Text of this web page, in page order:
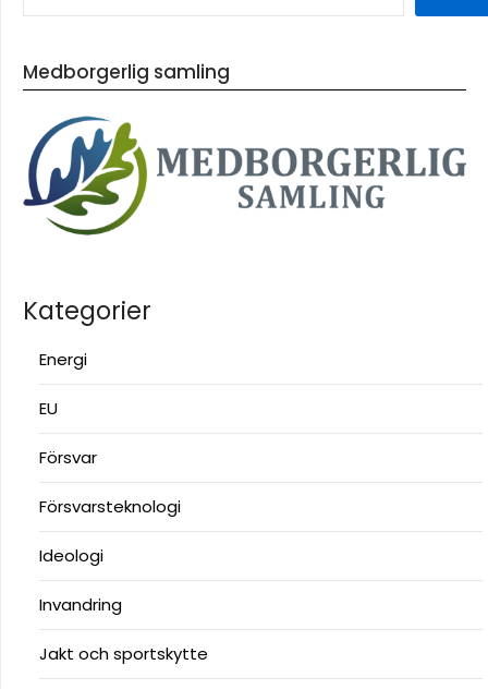
Medborgerlig samling
Kategorier
Energi
EU
Försvar
Försvarsteknologi
Ideologi
Invandring
Jakt och sportskytte